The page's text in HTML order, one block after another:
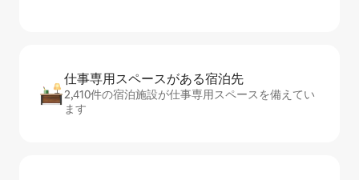
仕事専用ス⁠ペ⁠ー⁠スがあ⁠る宿⁠泊⁠先
2,410件の宿泊施設が仕事専用スペースを備えてい
ます